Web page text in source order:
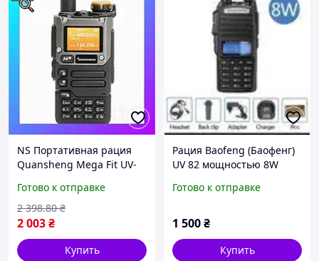
NS Портативная рация
Quansheng Mega Fit UV-
радиостанция 50 600MHz
5W с FM/AM, T Nes22/Q
Готово к отправке
2 003₴
2 398.80 ₴
Купить
Рация Baofeng (Баофенг)
UV 82 мощностью 8W
Готово к отправке
1 500₴
Купить